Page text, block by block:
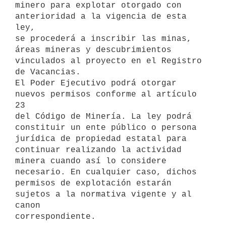
minero para explotar otorgado con
anterioridad a la vigencia de esta
ley,
se procederá a inscribir las minas,
áreas mineras y descubrimientos
vinculados al proyecto en el Registro
de Vacancias.
El Poder Ejecutivo podrá otorgar
nuevos permisos conforme al artículo
23
del Código de Minería. La ley podrá
constituir un ente público o persona
jurídica de propiedad estatal para
continuar realizando la actividad
minera cuando así lo considere
necesario. En cualquier caso, dichos
permisos de explotación estarán
sujetos a la normativa vigente y al
canon
correspondiente.